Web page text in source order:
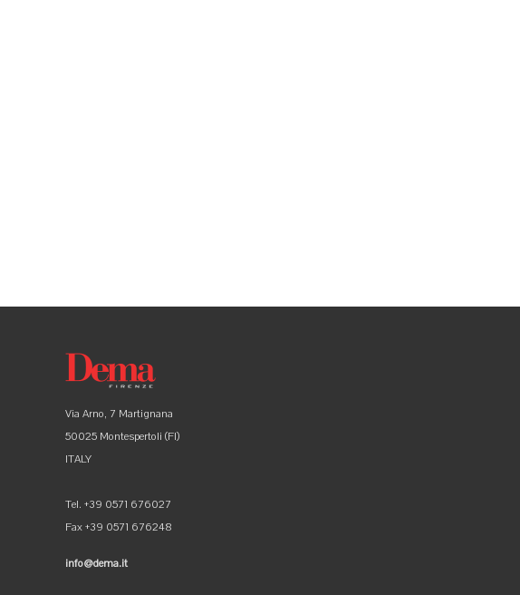
Via Arno, 7 Martignana
50025 Montespertoli (FI)
ITALY
Tel. +39 0571 676027
Fax +39 0571 676248
info@dema.it